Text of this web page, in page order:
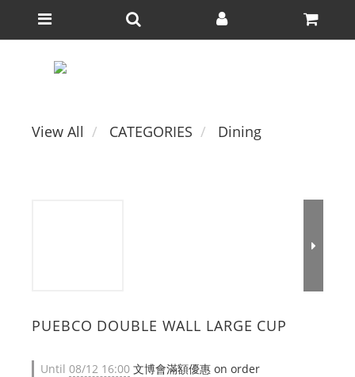
View All CATEGORIES Dining
PUEBCO DOUBLE WALL LARGE CUP
Until 08/12 16:00 文博會滿額優惠 on order